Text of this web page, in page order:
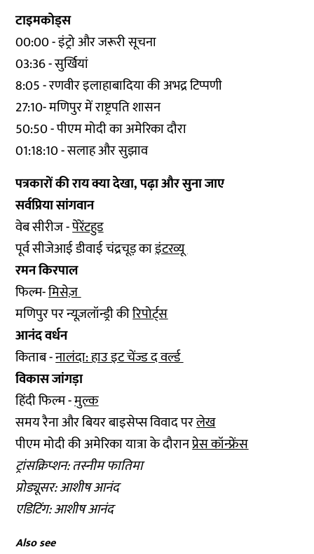
टाइमकोड्स
00:00 - इंट्रो और जरूरी सूचना
03:36 - सुर्खियां
8:05 - रणवीर इलाहाबादिया की अभद्र टिप्पणी
27:10- मणिपुर में राष्ट्रपति शासन
50:50 - पीएम मोदी का अमेरिका दौरा
01:18:10 - सलाह और सुझाव
पत्रकारों की राय क्या देखा, पढ़ा और सुना जाए
सर्वप्रिया सांगवान
वेब सीरीज -पेरेंटहुड
पूर्व सीजेआई डीवाई चंद्रचूड़ काइंटरव्यू
रमन किरपाल
फिल्म-मिसेज़
मणिपुर पर न्यूज़लॉन्ड्री कीरिपोर्ट्स
आनंद वर्धन
किताब -नालंदा: हाउ इट चेंज्ड द वर्ल्ड
विकास जांगड़ा
हिंदी फिल्म -मुल्क
समय रैना और बियर बाइसेप्स विवाद परलेख
पीएम मोदी की अमेरिका यात्रा के दौरानप्रेस कॉन्फ्रेंस
ट्रांसक्रिप्शन: तस्नीम फातिमा
प्रोड्यूसर: आशीष आनंद
एडिटिंग: आशीष आनंद
Also see